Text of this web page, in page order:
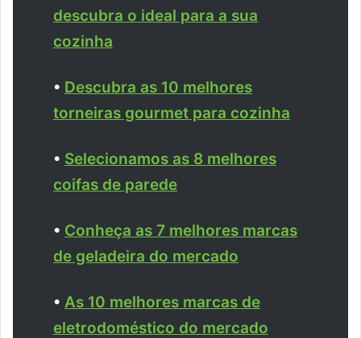
descubra o ideal para a sua
cozinha
• Descubra as 10 melhores
torneiras gourmet para cozinha
• Selecionamos as 8 melhores
coifas de parede
• Conheça as 7 melhores marcas
de geladeira do mercado
• As 10 melhores marcas de
eletrodoméstico do mercado